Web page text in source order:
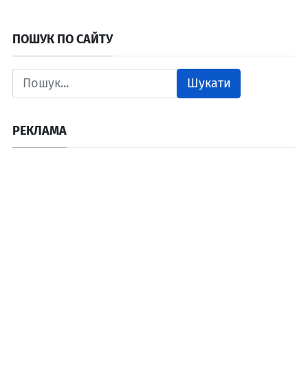
ПОШУК ПО САЙТУ
Шукати
РЕКЛАМА